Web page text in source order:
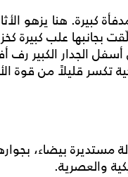
كبيرة. هنا يزهو
بجانبها علب كبيرة
الجدار الكبير رف
قليلاً من قوة
مستديرة بيضاء،
والعصرية.